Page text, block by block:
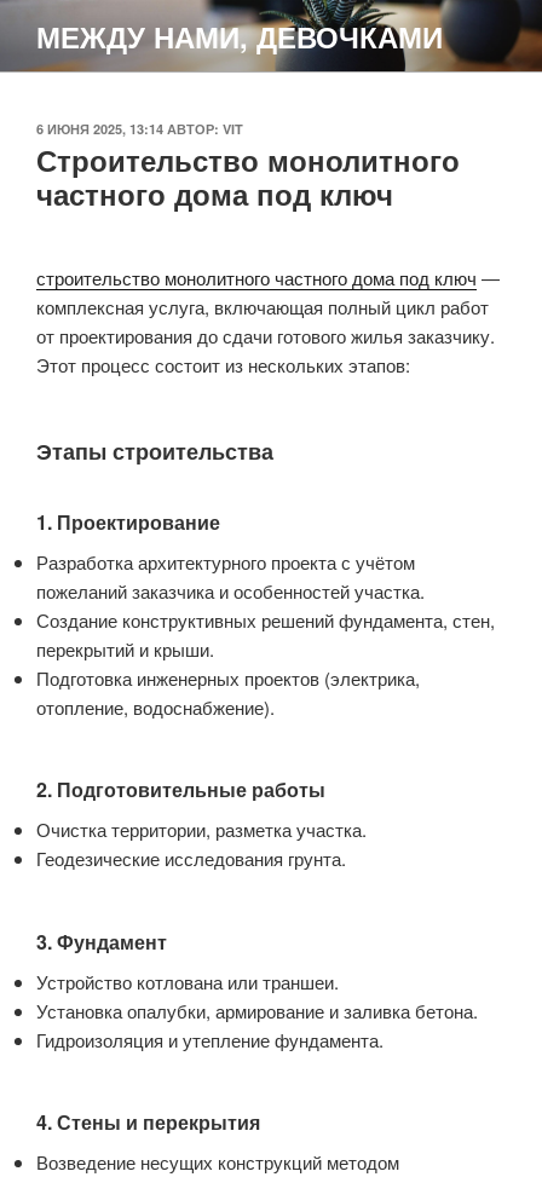
содержимому
МЕЖДУ НАМИ, ДЕВОЧКАМИ
ОПУБЛИКОВАНО
6 ИЮНЯ 2025, 13:14 АВТОР: VIT
Строительство монолитного
частного дома под ключ
строительство монолитного частного дома под ключ —
комплексная услуга, включающая полный цикл работ
от проектирования до сдачи готового жилья заказчику.
Этот процесс состоит из нескольких этапов:
Этапы строительства
1. Проектирование
Разработка архитектурного проекта с учётом
пожеланий заказчика и особенностей участка.
Создание конструктивных решений фундамента, стен,
перекрытий и крыши.
Подготовка инженерных проектов (электрика,
отопление, водоснабжение).
2. Подготовительные работы
Очистка территории, разметка участка.
Геодезические исследования грунта.
3. Фундамент
Устройство котлована или траншеи.
Установка опалубки, армирование и заливка бетона.
Гидроизоляция и утепление фундамента.
4. Стены и перекрытия
Возведение несущих конструкций методом